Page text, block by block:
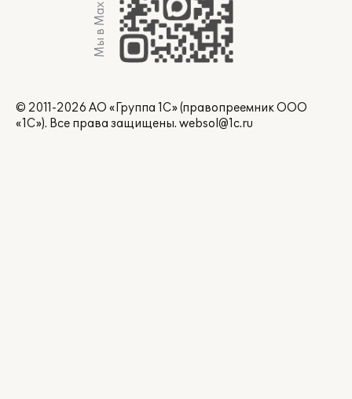
Мы в Max
© 2011-2026 АО «Группа 1С» (правопреемник ООО
«1С»). Все права защищены. websol@1c.ru